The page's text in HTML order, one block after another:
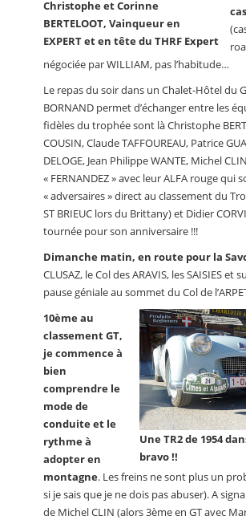
Christophe et Corinne
BERTELOOT, Vainqueur en
EXPERT et en tête du THRF Expert
négociée par WILLIAM, pas l’habitude…
Le repas du soir dans un Chalet-Hôtel du
BORNAND permet d’échanger entre les
fidèles du trophée sont là Christophe
COUSIN, Claude TAFFOUREAU, Patrice
DELOGE, Jean Philippe WANTE, Michel
« FERNANDEZ » avec leur ALFA rouge qui
« adversaires » direct au classement du
ST BRIEUC lors du Brittany) et Didier
tournée pour son anniversaire !!!
Dimanche matin, en route pour la
CLUSAZ, le Col des ARAVIS, les SAISIES et
pause géniale au sommet du Col de
Une TR2 de 1954
bravo !!
10ème au
classement GT,
je commence à
bien
comprendre le
mode de
conduite et le
rythme à
adopter en
montagne. Les freins ne sont plus un
si je sais que je ne dois pas abuser). A
de Michel CLIN (alors 3ème en GT avec